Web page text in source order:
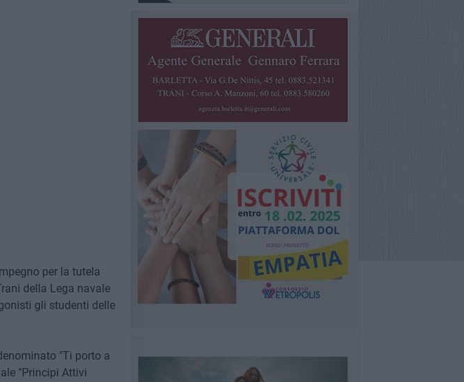
per la tutela
della Lega navale
gli studenti delle
"Ti porto a
"Principi Attivi